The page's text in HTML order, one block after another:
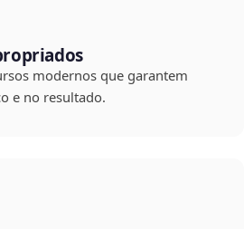
modernos que garantem
e no resultado.